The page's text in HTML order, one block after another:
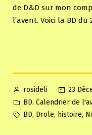
de D&D sur mon
l’avent. Voici la BD du
Posted
by
rosideli
23
Posted
in
BD, Calendrier de
Tags:
BD, Drole, histoire,